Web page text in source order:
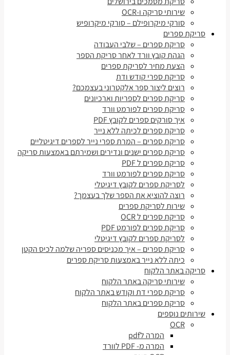
שירותי סריקה ו-OCR
סורקי מיקרופילם – סורקי מיקרופיש
סריקת ספרים
סריקת ספרים – שלבי העבודה
הגהת קובץ וורד לאחר סריקת הספר
הצעת מחיר לסריקת ספרים
סריקת ספרי קודש ודת
רוצים ליצור ספר אלקטרוני בעצמכם?
סריקת ספרים לספריות וארכיונים
סריקת ספרים לפורמט וורד
איך סורקים ספרים לקובץ PDF
סריקת ספרים לכיתה ללא נייר
סריקת ספרים – המרת ספרי נייר לספרים דיגיטליים
סריקת ספרים ישנים ונדירים ושמירתם באמצעות סריקה
סריקת ספרים ל PDF
סריקת ספרים לפורמט וורד
לסריקת ספרים לקובץ דיגיטלי
רוצה להוציא את הספר שלך בעצמך?
שירות לסריקת ספרים
סריקת ספרים ל OCR
סריקת ספרים לפורמט PDF
לסריקת ספרים לקובץ דיגיטלי
סריקת ספרים – איך מכניסים ספריה שלמה לכיס הקטן
כיתה ללא נייר באמצעות סריקת ספרים
סריקה באתר הלקוח
שירותי סריקה באתר הלקוח
סריקת ספרי דת וקודש באתר הלקוח
סריקת ספרים באתר הלקוח
שירותים נוספים
OCR
המרה לpdf
המרה מ- PDF לוורד